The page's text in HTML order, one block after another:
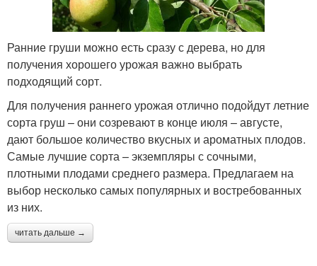
Ранние груши можно есть сразу с дерева, но для
получения хорошего урожая важно выбрать
подходящий сорт.
Для получения раннего урожая отлично подойдут летние
сорта груш – они созревают в конце июля – августе,
дают большое количество вкусных и ароматных плодов.
Самые лучшие сорта – экземпляры с сочными,
плотными плодами среднего размера. Предлагаем на
выбор несколько самых популярных и востребованных
из них.
читать дальше →